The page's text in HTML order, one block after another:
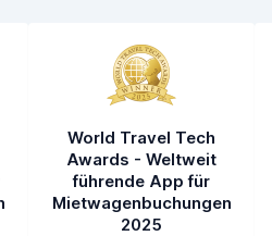
World Travel Tech
Awards - Weltweit
führende App für
Mietwagenbuchungen
2025